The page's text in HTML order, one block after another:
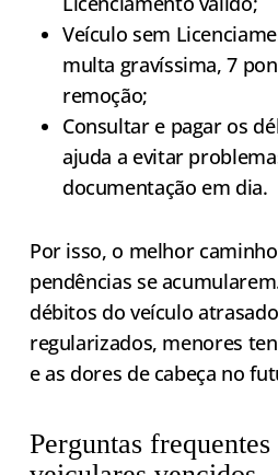
Veículo sem
multa gravíssima, 7
remoção;
Consultar e pagar os
ajuda a evitar
documentação em dia.
Por isso, o melhor
pendências se
débitos do veículo
regularizados, menores
e as dores de cabeça no
Perguntas